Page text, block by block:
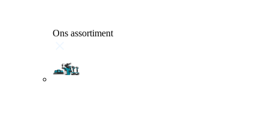
Ons assortiment